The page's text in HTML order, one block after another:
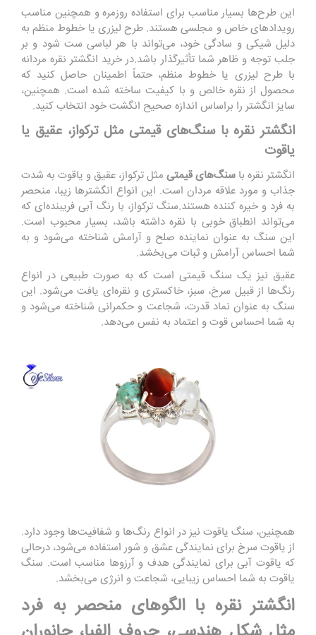
این طرح‌ها بسیار مناسب برای استفاده روزمره و همچنین مناسب
رویدادهای خاص و مجلسی هستند. طرح لیزری یا خطوط منظم به
دلیل شیکی و سادگی خود، می‌تواند با هر لباسی ست شود و بر
جلب توجه و ظاهر شما تأثیرگذار باشد.در خرید انگشتر نقره مردانه
با طرح لیزری یا خطوط منظم، حتماً اطمینان حاصل کنید که
محصول از نقره خالص و با کیفیت ساخته شده است. همچنین،
سایز انگشتر را براساس اندازه صحیح انگشت خود انتخاب کنید.
انگشتر نقره با سنگ‌های قیمتی مثل ترکواز، عقیق یا
یاقوت
انگشتر نقره با سنگ‌های قیمتی مثل ترکواز، عقیق و یاقوت به شدت
جذاب و مورد علاقه مردان است. این انواع انگشترها زیبا، منحصر
به فرد و خیره کننده هستند.سنگ ترکواز، با رنگ آبی فریبنده‌ای که
می‌تواند انطباق خوبی با نقره داشته باشد، بسیار محبوب است.
این سنگ به عنوان نماینده صلح و آرامش شناخته می‌شود و به
شما احساس آرامش و ثبات می‌بخشد.
عقیق نیز یک سنگ قیمتی است که به صورت طبیعی در انواع
رنگ‌ها از قبیل سرخ، سبز، خاکستری و نقره‌ای یافت می‌شود. این
سنگ به عنوان نماد قدرت، شجاعت و حکمرانی شناخته می‌شود و
به شما احساس قوت و اعتماد به نفس می‌دهد.
همچنین، سنگ یاقوت نیز در انواع رنگ‌ها و شفافیت‌ها وجود دارد.
از یاقوت سرخ برای نمایندگی عشق و شور استفاده می‌شود، درحالی
که یاقوت آبی برای نمایندگی هدف و آرزوها مناسب است. سنگ
یاقوت به شما احساس زیبایی، شجاعت و انرژی می‌بخشد.
انگشتر نقره با الگوهای منحصر به فرد